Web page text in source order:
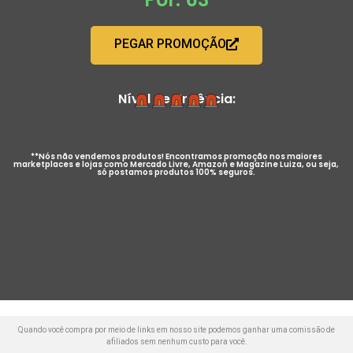
PEGAR PROMOÇÃO
Nível de Urgência:
**Nós não vendemos produtos! Encontramos promoção nos maiores
marketplaces e lojas como Mercado Livre, Amazon e Magazine Luiza, ou seja,
só postamos produtos 100% seguros.
Quando você compra por meio de links em nosso site podemos ganhar uma comissão de
afiliados sem nenhum custo para você.